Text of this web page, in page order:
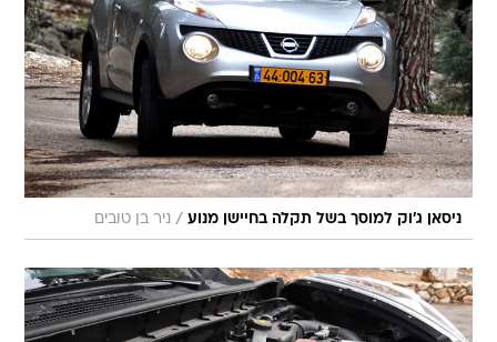
ניסאן ג'וק למוסך בשל תקלה בחיישן מנוע / ניר בן טובים